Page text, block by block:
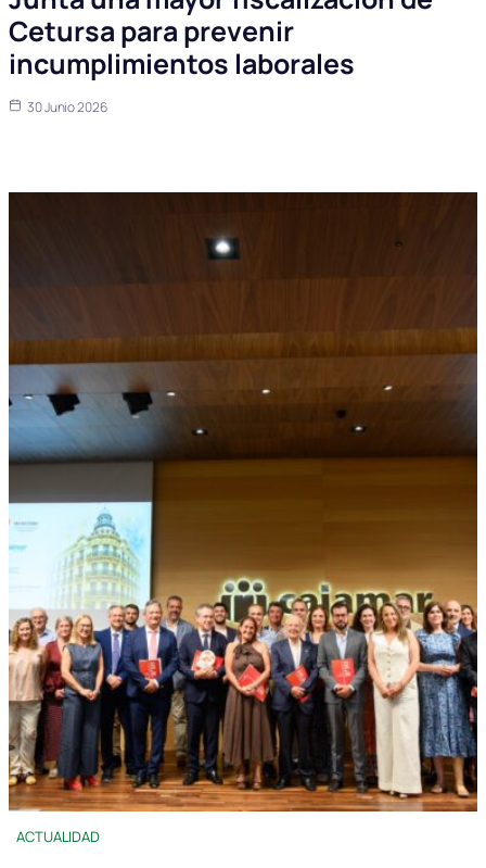
Cetursa para prevenir
incumplimientos laborales
30 Junio 2026
ACTUALIDAD